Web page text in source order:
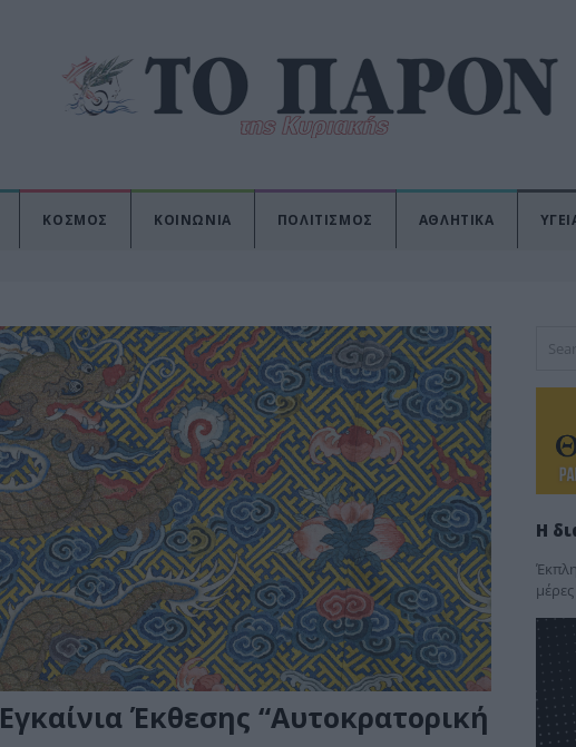
ΚΟΣΜΟΣ ΚΟΙΝΩΝΙΑ ΠΟΛΙΤΙΣΜΟΣ ΑΘΛΗΤΙΚΑ
Έκθεσης “Αυτοκρατορική
Η